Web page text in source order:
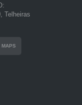
Telheiras
MAPS